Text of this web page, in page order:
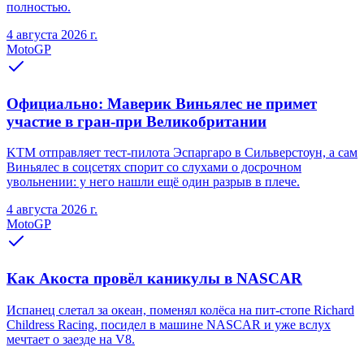
полностью.
4 августа 2026 г.
MotoGP
Официально: Маверик Виньялес не примет
участие в гран-при Великобритании
KTM отправляет тест-пилота Эспаргаро в Сильверстоун, а сам
Виньялес в соцсетях спорит со слухами о досрочном
увольнении: у него нашли ещё один разрыв в плече.
4 августа 2026 г.
MotoGP
Как Акоста провёл каникулы в NASCAR
Испанец слетал за океан, поменял колёса на пит-стопе Richard
Childress Racing, посидел в машине NASCAR и уже вслух
мечтает о заезде на V8.